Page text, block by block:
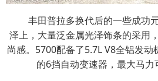
丰田普拉多换代后的一些成功
泽上，大量泛金属光泽饰条的采用
尚感。5700配备了5.7L V8全铝发
的6挡自动变速器，最大马力